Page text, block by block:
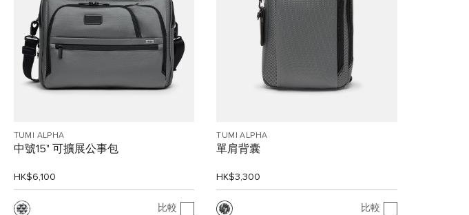
TUMI ALPHA
中號15" 可擴展公事包
HK$6,100
比較
TUMI ALPHA
單肩背囊
HK$3,300
比較